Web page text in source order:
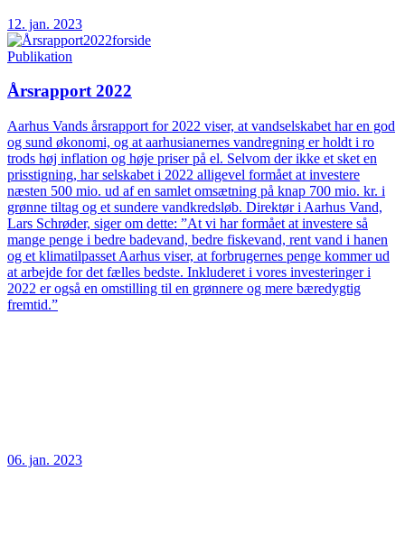
12. jan. 2023
Publikation
Årsrapport 2022
Aarhus Vands årsrapport for 2022 viser, at vandselskabet har en god
og sund økonomi, og at aarhusianernes vandregning er holdt i ro
trods høj inflation og høje priser på el. Selvom der ikke et sket en
prisstigning, har selskabet i 2022 alligevel formået at investere
næsten 500 mio. ud af en samlet omsætning på knap 700 mio. kr. i
grønne tiltag og et sundere vandkredsløb. Direktør i Aarhus Vand,
Lars Schrøder, siger om dette: ”At vi har formået at investere så
mange penge i bedre badevand, bedre fiskevand, rent vand i hanen
og et klimatilpasset Aarhus viser, at forbrugernes penge kommer ud
at arbejde for det fælles bedste. Inkluderet i vores investeringer i
2022 er også en omstilling til en grønnere og mere bæredygtig
fremtid.”
06. jan. 2023